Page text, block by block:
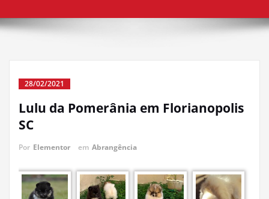
28/02/2021
Lulu da Pomerânia em Florianopolis
SC
Por Elementor em Abrangência